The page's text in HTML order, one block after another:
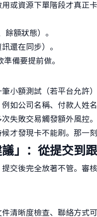
或資源下單階段才真正
額狀態）。
還在同步）。
備要提前做。
小額測試（若平台允許）
例如公司名稱、付款人姓
次失敗交易觸發額外風控。
才發現卡不能刷。那一
」：從提交到
交後完全放著不管。審
清晰度檢查、聯絡方式可